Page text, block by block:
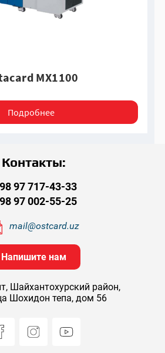
MX1100
Подробнее
Контакты:
97 717-43-33
97 002-55-25
mail@ostcard.uz
Напишите нам
Шайхантохурский район,
Шохидон тепа, дом 56